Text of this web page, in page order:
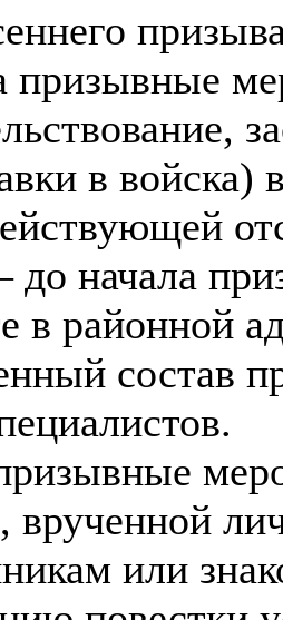
призывные
в войска)
до начала
в районной
состав
врученной
или